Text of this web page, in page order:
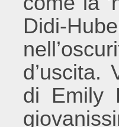
Didi-
d’uscita.
di Emily